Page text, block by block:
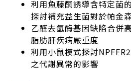
利用魚藤酮誘導含特定菌
探討補充益生菌對於帕金
乙醛去氫酶基因缺陷合併
脂肪肝疾病嚴重度
利用小鼠模式探討
之代謝異常的影響